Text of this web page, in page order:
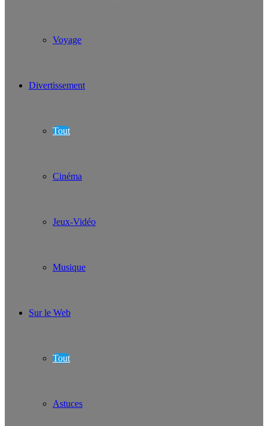
Voyage
Divertissement
Tout
Cinéma
Jeux-Vidéo
Musique
Sur le Web
Tout
Astuces